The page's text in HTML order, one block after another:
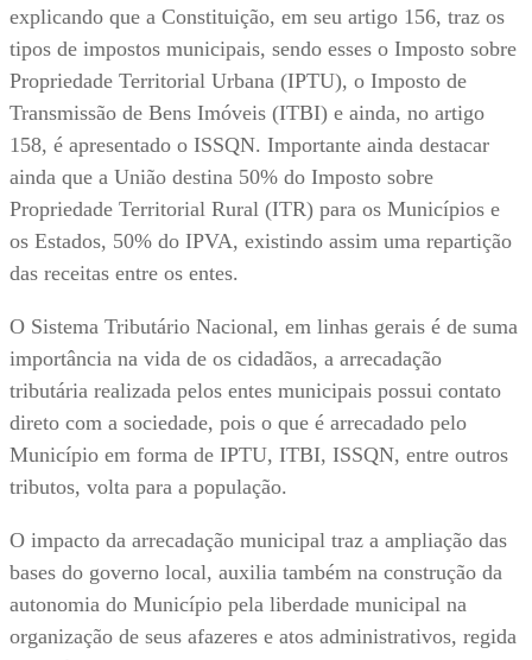
explicando que a Constituição, em seu artigo 156, traz os
tipos de impostos municipais, sendo esses o Imposto sobre
Propriedade Territorial Urbana (IPTU), o Imposto de
Transmissão de Bens Imóveis (ITBI) e ainda, no artigo
158, é apresentado o ISSQN. Importante ainda destacar
ainda que a União destina 50% do Imposto sobre
Propriedade Territorial Rural (ITR) para os Municípios e
os Estados, 50% do IPVA, existindo assim uma repartição
das receitas entre os entes.
O Sistema Tributário Nacional, em linhas gerais é de suma
importância na vida de os cidadãos, a arrecadação
tributária realizada pelos entes municipais possui contato
direto com a sociedade, pois o que é arrecadado pelo
Município em forma de IPTU, ITBI, ISSQN, entre outros
tributos, volta para a população.
O impacto da arrecadação municipal traz a ampliação das
bases do governo local, auxilia também na construção da
autonomia do Município pela liberdade municipal na
organização de seus afazeres e atos administrativos, regida